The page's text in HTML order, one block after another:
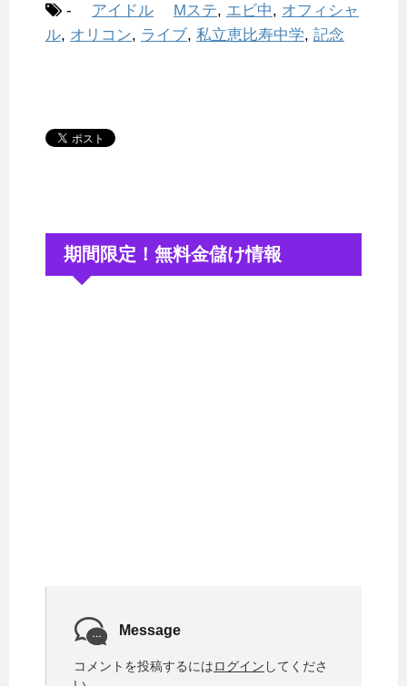
- アイドル Mステ, エビ中, オフィシャ
ル, オリコン, ライブ, 私立恵比寿中学, 記念
期間限定！無料金儲け情報
Message
コメントを投稿するにはログイン してくださ